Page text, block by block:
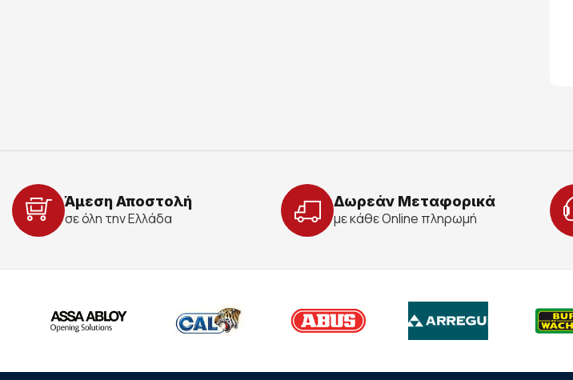
Άμεση Αποστολή
σε όλη την Ελλάδα
Δωρεάν Μεταφορικά
με κάθε Online πληρωμή